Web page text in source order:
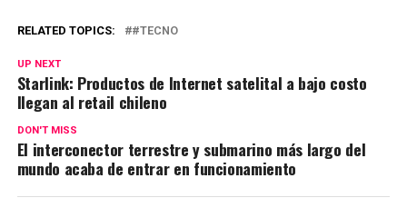
RELATED TOPICS: #TECNO
UP NEXT
Starlink: Productos de Internet satelital a bajo costo
llegan al retail chileno
DON'T MISS
El interconector terrestre y submarino más largo del
mundo acaba de entrar en funcionamiento